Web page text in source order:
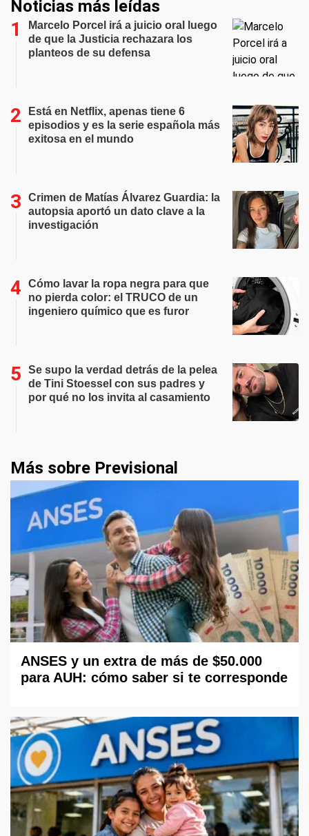
Noticias más leídas
Marcelo Porcel irá a juicio oral luego
de que la Justicia rechazara los
planteos de su defensa
Está en Netflix, apenas tiene 6
episodios y es la serie española más
exitosa en el mundo
Crimen de Matías Álvarez Guardia: la
autopsia aportó un dato clave a la
investigación
Cómo lavar la ropa negra para que
no pierda color: el TRUCO de un
ingeniero químico que es furor
Se supo la verdad detrás de la pelea
de Tini Stoessel con sus padres y
por qué no los invita al casamiento
Más sobre Previsional
ANSES y un extra de más de $50.000
para AUH: cómo saber si te corresponde